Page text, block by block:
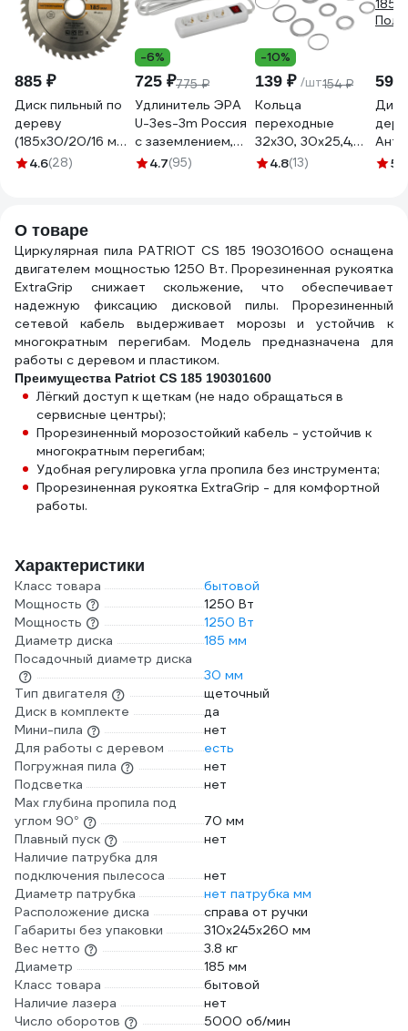
885 ₽
Диск пильный по
дереву
(185х30/20/16 мм;
Z40; чистый рез)
4.6(28)
-6%
725 ₽775 ₽
Удлинитель ЭРА
U-3es-3m Россия
с заземлением,
3x1мм2, 16A, ПВС, с
4.7(95)
-10%
139 ₽ /шт154 ₽
Кольца
переходные
32x30, 30x25,4,
25,4x22.2,
4.8(13)
593
5
О товаре
Циркулярная пила PATRIOT CS 185 190301600 оснащена
двигателем мощностью 1250 Вт. Прорезиненная рукоятка
ExtraGrip снижает скольжение, что обеспечивает
надежную фиксацию дисковой пилы. Прорезиненный
сетевой кабель выдерживает морозы и устойчив к
многократным перегибам. Модель предназначена для
работы с деревом и пластиком.
Преимущества Patriot CS 185 190301600
Лёгкий доступ к щеткам (не надо обращаться в
сервисные центры);
Прорезиненный морозостойкий кабель - устойчив к
многократным перегибам;
Удобная регулировка угла пропила без инструмента;
Прорезиненная рукоятка ExtraGrip - для комфортной
работы.
Характеристики
Класс товара
бытовой
Мощность
1250 Вт
Мощность
1250 Вт
Диаметр диска
185 мм
Посадочный диаметр диска
30 мм
Тип двигателя
щеточный
Диск в комплекте
да
Мини-пила
нет
Для работы с деревом
есть
Погружная пила
нет
Подсветка
нет
Max глубина пропила под
углом 90°
70 мм
Плавный пуск
нет
Наличие патрубка для
подключения пылесоса
нет
Диаметр патрубка
нет патрубка мм
Расположение диска
справа от ручки
Габариты без упаковки
310x245x260 мм
Вес нетто
3.8 кг
Диаметр
185 мм
Класс товара
бытовой
Наличие лазера
нет
Число оборотов
5000 об/мин